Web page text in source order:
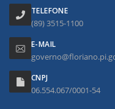
TELEFONE
(89) 3515-1100
E-MAIL
CNPJ
06.554.067/0001-54